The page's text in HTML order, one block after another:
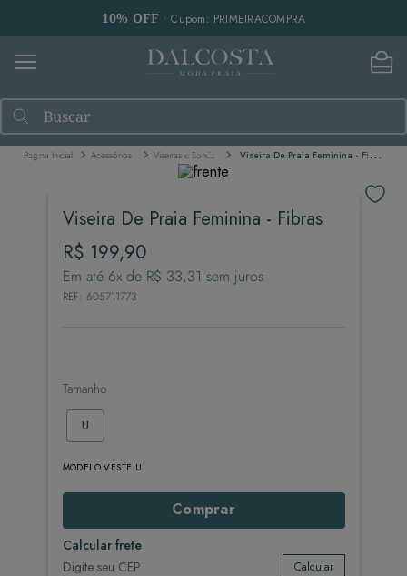
10% OFF • Cupom: PRIMEIRACOMPRA
Buscar
Acessórios Viseiras e Bonés Viseira De Praia Feminina - Fibras
Viseira De Praia Feminina - Fibras
R$ 199,90
Em até 6x de R$ 33,31 sem juros
REF: 605711773
Tamanho
U
MODELO VESTE U
Comprar
Calcular frete
Calcular